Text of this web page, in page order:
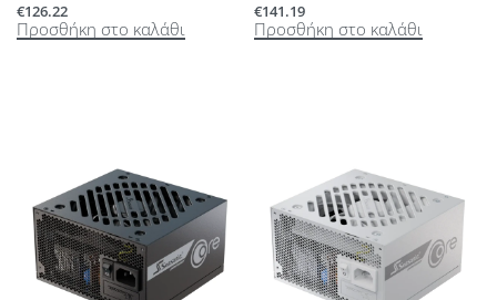
€126.22
Προσθήκη στο καλάθι
€141.19
Προσθήκη στο καλάθι